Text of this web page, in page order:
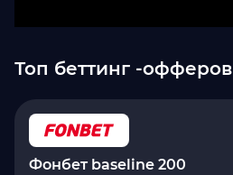
Топ беттинг -офферов
Фонбет baseline 200